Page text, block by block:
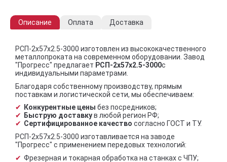
Описание Оплата Доставка
РСП-2x57x2.5-3000 изготовлен из высококачественного
металлопроката на современном оборудовании. Завод
"Прогресс" предлагает РСП-2x57x2.5-3000с
индивидуальными параметрами.
Благодаря собственному производству, прямым
поставкам и логистической сети, мы обеспечиваем:
Конкурентные цены без посредников;
Быструю доставкув любой регион РФ;
Сертифицированное качество согласно ГОСТ и ТУ.
РСП-2x57x2.5-3000 изготавливается на заводе
"Прогресс" с применением передовых технологий:
Фрезерная и токарная обработка на станках с ЧПУ;